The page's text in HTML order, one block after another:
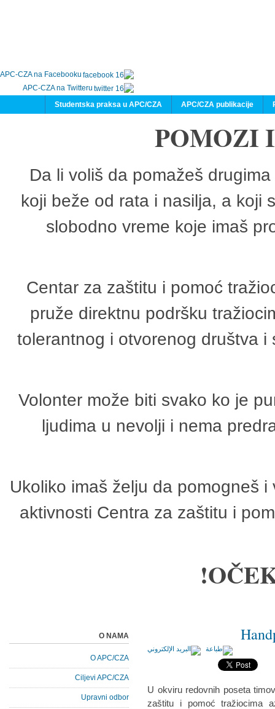
APC-CZA na Facebooku
APC-CZA na Twitteru
APC/CZA publikacije
Studentska praksa u APC/CZA
POMOZI
Da li voliš da pomažeš
koji beže od rata i nasilja, a koji
slobodno vreme koje imaš
Centar za zaštitu i pomoć
pruže direktnu podršku
tolerantnog i otvorenog društva
Volonter može biti svako ko je
ljudima u nevolji i nema
Ukoliko imaš želju da pomogneš
aktivnosti Centra za zaštitu i
U okviru redovnih poseta
zaštitu i pomoć tražiocima
O NAMA
O APC/CZA
Ciljevi APC/CZA
Upravni odbor